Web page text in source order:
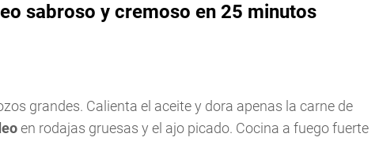
sabroso y cremoso en 25 minutos
grandes. Calienta el aceite y dora apenas la carne de
en rodajas gruesas y el ajo picado. Cocina a fuego fuerte